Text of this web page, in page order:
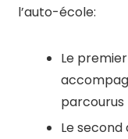
l’auto-école:
Le
parcourus
Le